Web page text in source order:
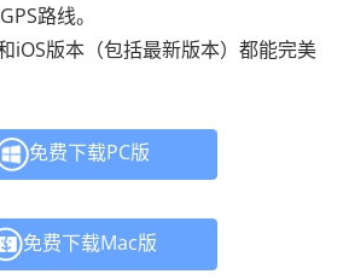
路线。
iOS版本（包括最新版本）都能完美
免费下载PC版
免费下载Mac版